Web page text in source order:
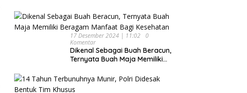
Indah Nan
Mempesona
17 Desember 2024 | 11:02
0
Komentar
Dikenal Sebagai Buah Beracun,
Ternyata Buah Maja Memiliki
Kesehatan